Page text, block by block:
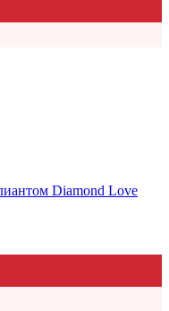
Diamond Love